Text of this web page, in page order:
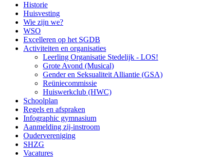
Historie
Huisvesting
Wie zijn we?
WSO
Excelleren op het SGDB
Activiteiten en organisaties
Leerling Organisatie Stedelijk - LOS!
Grote Avond (Musical)
Gender en Seksualiteit Alliantie (GSA)
Reüniecommissie
Huiswerkclub (HWC)
Schoolplan
Regels en afspraken
Infographic gymnasium
Aanmelding zij-instroom
Oudervereniging
SHZG
Vacatures